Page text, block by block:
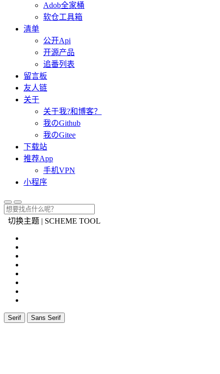
Adob全家桶
软仓工具箱
清单
公开Api
开源产品
追番列表
留言板
友人链
关于
关于我?和博客？
我のGithub
我のGitee
下载站
推荐App
手机VPN
小程序
切换主题 | SCHEME TOOL
Serif Sans Serif